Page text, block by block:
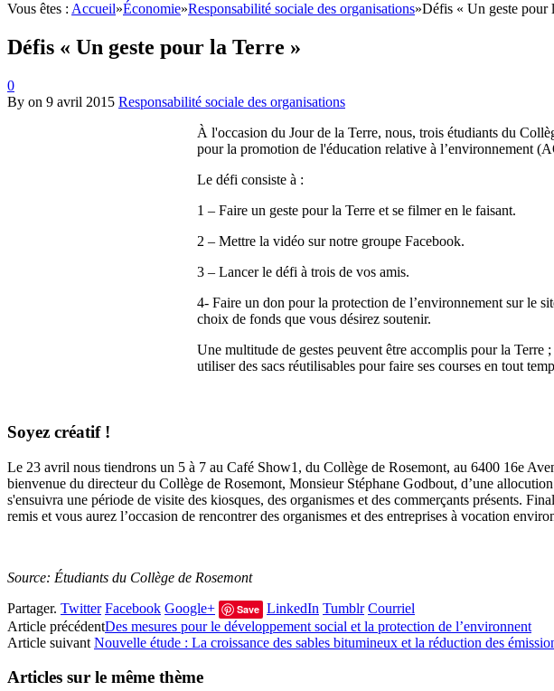
Vous êtes : Accueil»Économie»Responsabilité sociale des organisations»Défis « Un geste pour
Défis « Un geste pour la Terre »
0
By on 9 avril 2015 Responsabilité sociale des organisations
À l'occasion du Jour de la Terre, nous, trois étudiants du
pour la promotion de l'éducation relative à l’environnement
Le défi consiste à :
1 – Faire un geste pour la Terre et se filmer en le faisant.
2 – Mettre la vidéo sur notre groupe Facebook.
3 – Lancer le défi à trois de vos amis.
4- Faire un don pour la protection de l’environnement sur le
choix de fonds que vous désirez soutenir.
Une multitude de gestes peuvent être accomplis pour la
utiliser des sacs réutilisables pour faire ses courses en tout
Soyez créatif !
Le 23 avril nous tiendrons un 5 à 7 au Café Show1 , du Collège de Rosemont, au 6400 16e
bienvenue du directeur du Collège de Rosemont, Monsieur Stéphane Godbout, d’une
s'ensuivra une période de visite des kiosques, des organismes et des commerçants présents.
remis et vous aurez l’occasion de rencontrer des organismes et des entreprises à vocation
Source: Étudiants du Collège de Rosemont
Partager. Twitter Facebook Google+ Save LinkedIn Tumblr Courriel
Article précédentDes mesures pour le développement social et la protection de l’environnent
Article suivant Nouvelle étude : La croissance des sables bitumineux et la réduction des
Articles sur le même thème